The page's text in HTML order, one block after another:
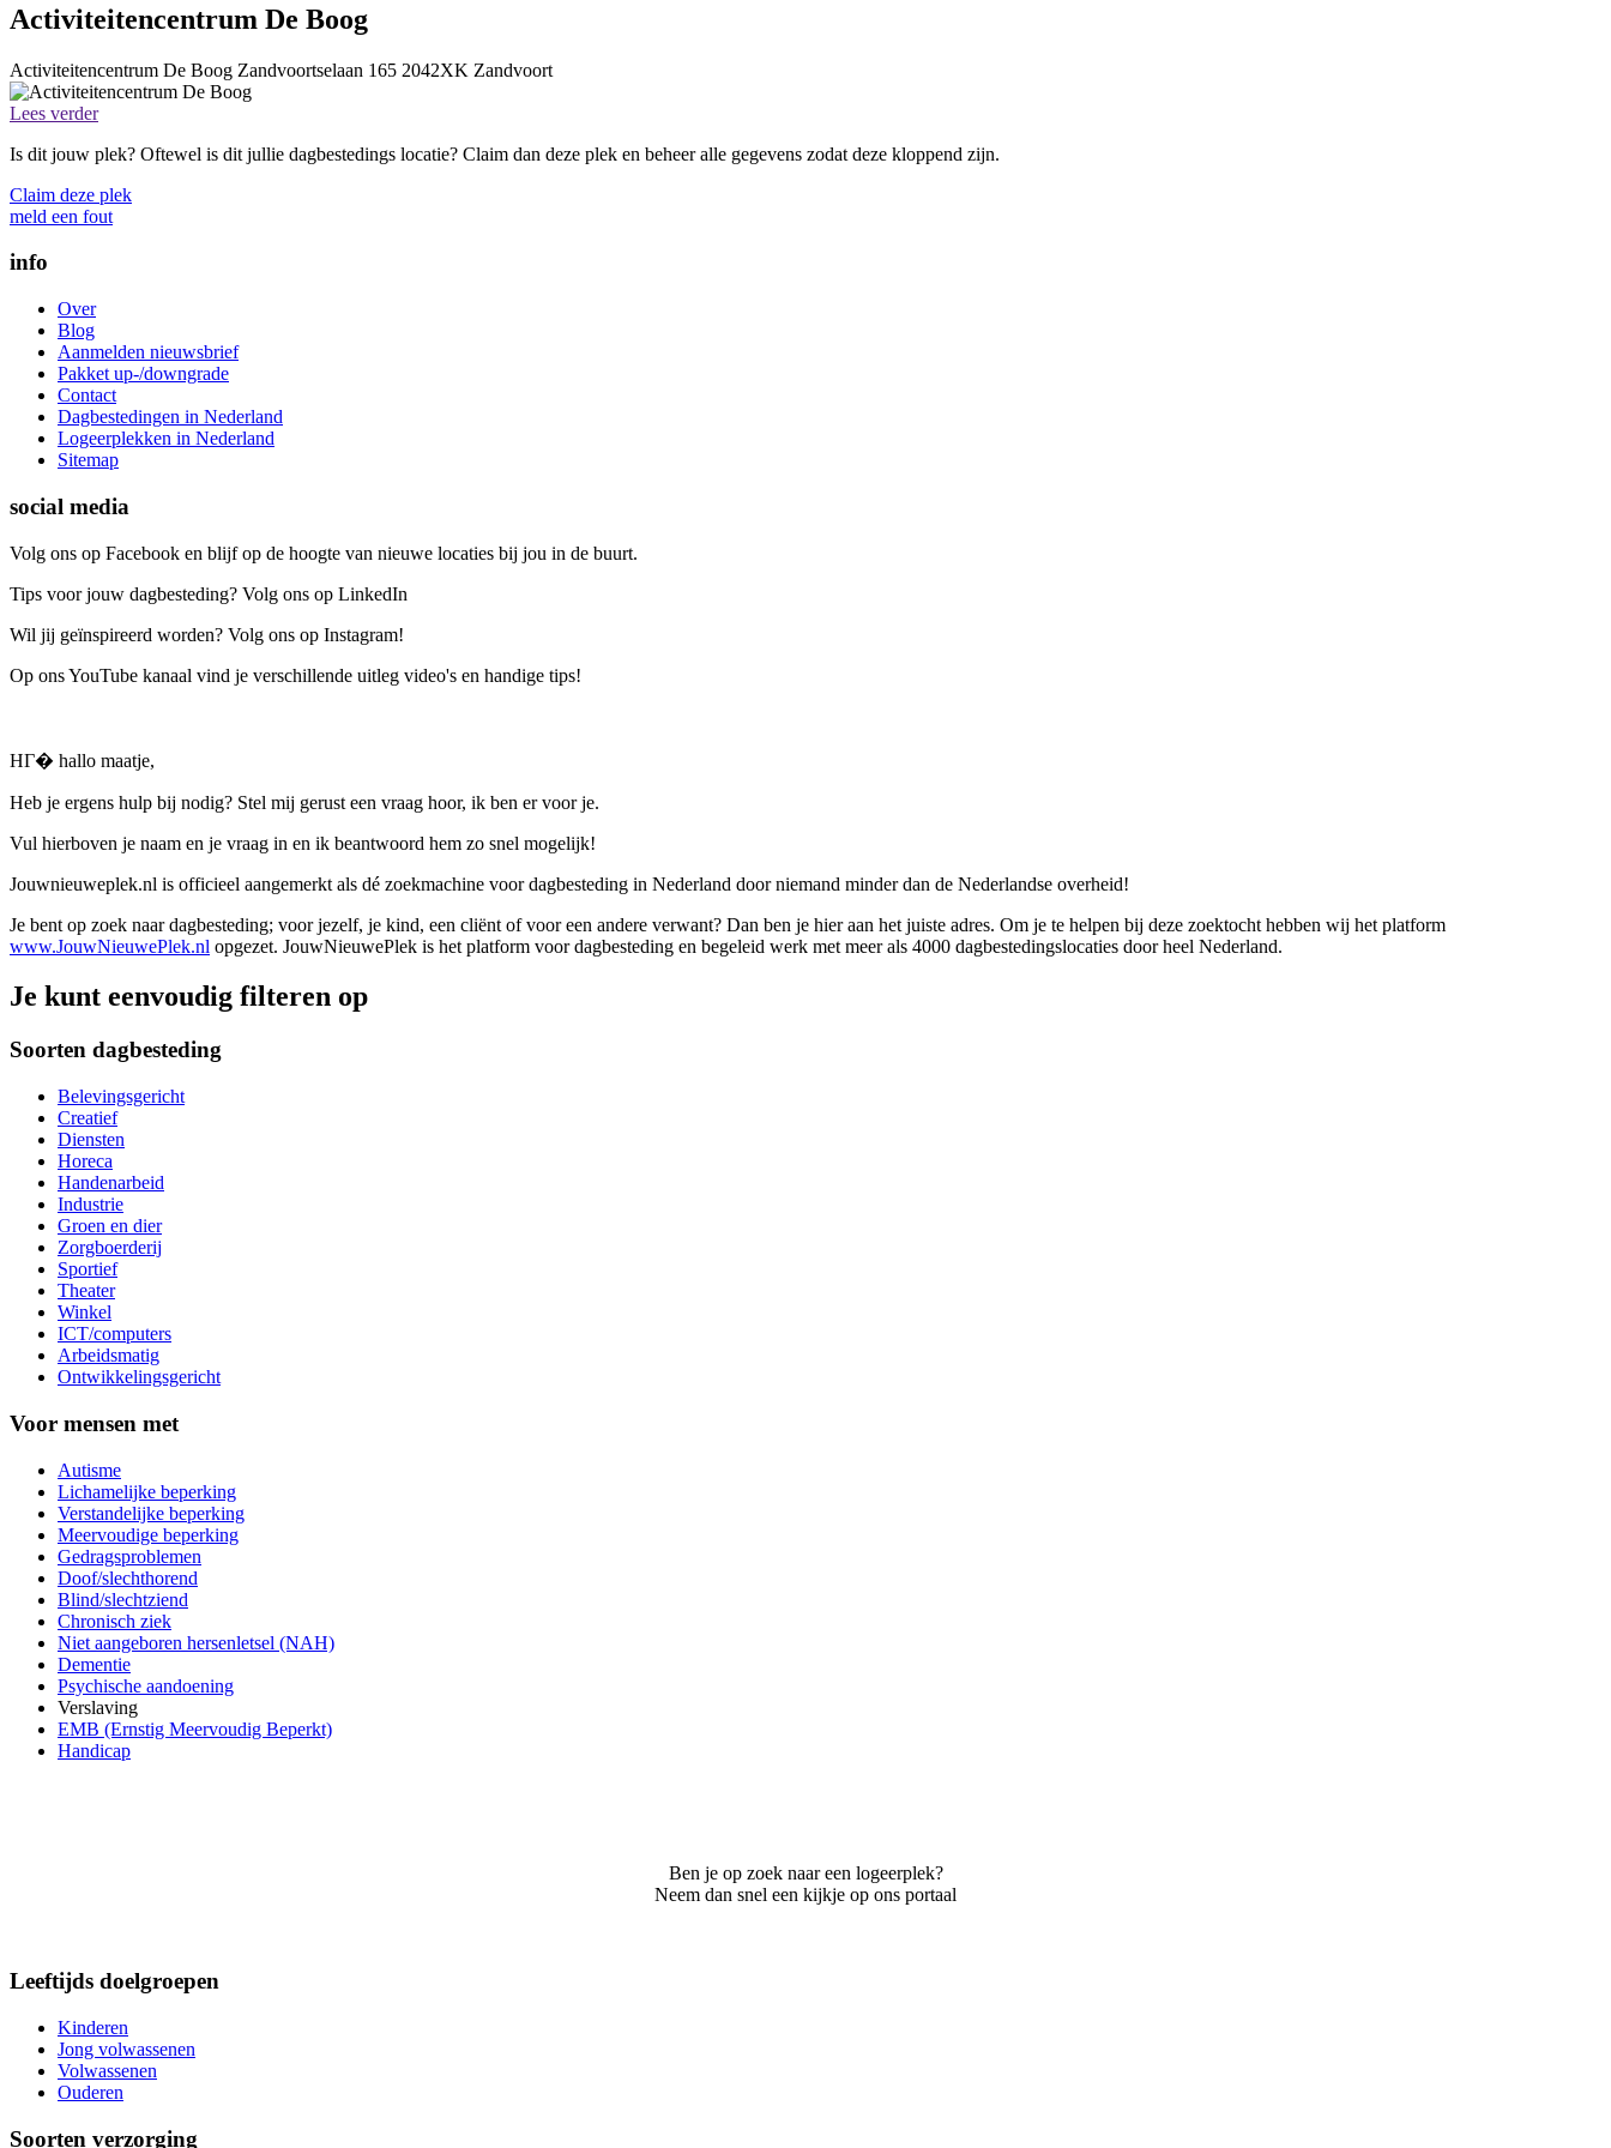
Activiteitencentrum De Boog
Activiteitencentrum De Boog Zandvoortselaan 165 2042XK Zandvoort
Lees verder
Is dit jouw plek? Oftewel is dit jullie dagbestedings locatie? Claim dan deze plek en beheer alle gegevens zodat deze kloppend zijn.
Claim deze plek
meld een fout
info
Over
Blog
Aanmelden nieuwsbrief
Pakket up-/downgrade
Contact
Dagbestedingen in Nederland
Logeerplekken in Nederland
Sitemap
social media
Volg ons op Facebook en blijf op de hoogte van nieuwe locaties bij jou in de buurt.
Tips voor jouw dagbesteding? Volg ons op LinkedIn
Wil jij geïnspireerd worden? Volg ons op Instagram!
Op ons YouTube kanaal vind je verschillende uitleg video's en handige tips!
HГ� hallo maatje,
Heb je ergens hulp bij nodig? Stel mij gerust een vraag hoor, ik ben er voor je.
Vul hierboven je naam en je vraag in en ik beantwoord hem zo snel mogelijk!
Jouwnieuweplek.nl is officieel aangemerkt als dé zoekmachine voor dagbesteding in Nederland door niemand minder dan de Nederlandse overheid!
Je bent op zoek naar dagbesteding; voor jezelf, je kind, een cliënt of voor een andere verwant? Dan ben je hier aan het juiste adres. Om je te helpen bij deze zoektocht hebben wij het platform
www.JouwNieuwePlek.nl opgezet. JouwNieuwePlek is het platform voor dagbesteding en begeleid werk met meer als 4000 dagbestedingslocaties door heel Nederland.
Je kunt eenvoudig filteren op
Soorten dagbesteding
Belevingsgericht
Creatief
Diensten
Horeca
Handenarbeid
Industrie
Groen en dier
Zorgboerderij
Sportief
Theater
Winkel
ICT/computers
Arbeidsmatig
Ontwikkelingsgericht
Voor mensen met
Autisme
Lichamelijke beperking
Verstandelijke beperking
Meervoudige beperking
Gedragsproblemen
Doof/slechthorend
Blind/slechtziend
Chronisch ziek
Niet aangeboren hersenletsel (NAH)
Dementie
Psychische aandoening
Verslaving
EMB (Ernstig Meervoudig Beperkt)
Handicap
Ben je op zoek naar een logeerplek?
Neem dan snel een kijkje op ons portaal
Leeftijds doelgroepen
Kinderen
Jong volwassenen
Volwassenen
Ouderen
Soorten verzorging